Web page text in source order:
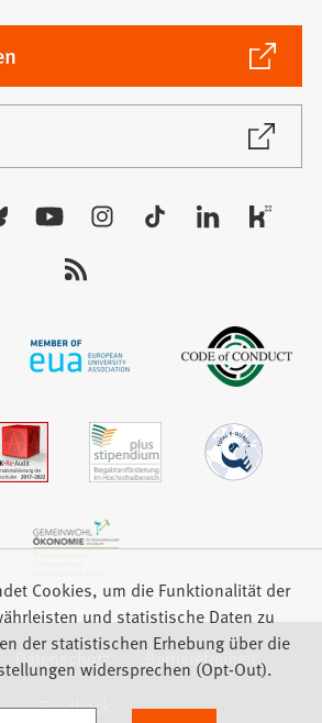
Datenschutz
Barrierefreiheit
Feedback
Cookies, um die Funktionalität der
und statistische Daten zu
der statistischen Erhebung über die
widersprechen (Opt-Out).